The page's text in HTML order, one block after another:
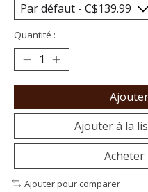
Quantité :
Ajouter à la
Ajouter pour comparer